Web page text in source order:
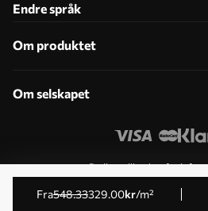
fra548.33329.00kr/m²
Endre språk
Om produktet
Om selskapet
Rediger tillatelser for
© 2011-2026 Uwalls . Alle